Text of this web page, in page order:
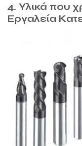
4. Υλικά που
Εργαλεία